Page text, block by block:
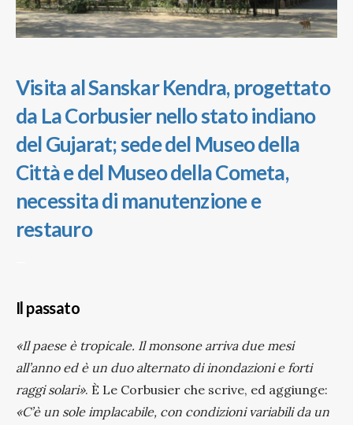
Visita alSanskar Kendra, progettato
da La Corbusier nello stato indiano
del Gujarat; sede del Museo della
Città e del Museo della Cometa,
necessita di manutenzione e
restauro
Il passato
«Il paese è tropicale. Il monsone arriva due mesi
all’anno ed è un duo alternato di inondazioni e forti
raggi solari». È Le Corbusier che scrive, ed aggiunge:
«C’è un sole implacabile, con condizioni variabili da un